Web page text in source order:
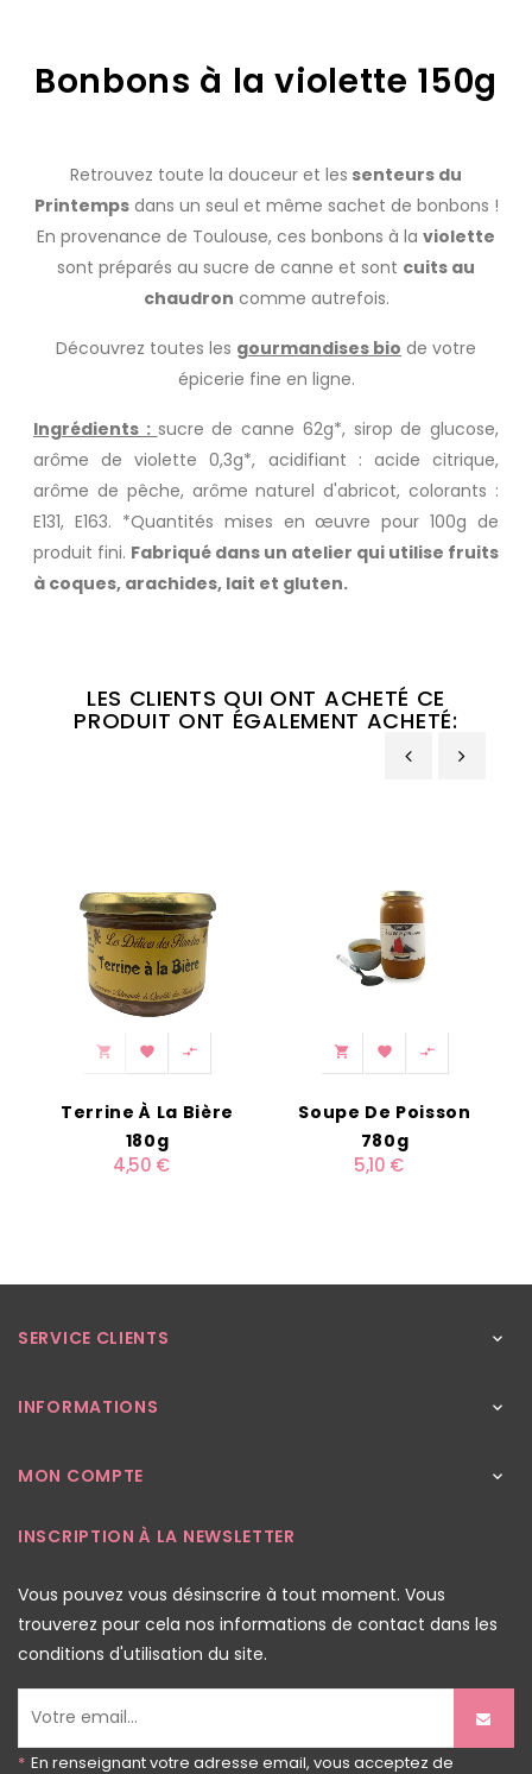
Bonbons à la violette 150g
Retrouvez toute la douceur et les senteurs du
Printempsdans un seul et même sachet de bonbons !
En provenance de Toulouse, ces bonbons à la violette
sont préparés au sucre de canne et sont cuits au
chaudron comme autrefois.
Découvrez toutes les gourmandises bio de votre
épicerie fine en ligne.
Ingrédients : sucre de canne 62g*, sirop de glucose,
arôme de violette 0,3g*, acidifiant : acide citrique,
arôme de pêche, arôme naturel d'abricot, colorants :
E131, E163. *Quantités mises en œuvre pour 100g de
produit fini. Fabriqué dans un atelier qui utilise fruits
à coques, arachides, lait et gluten.
LES CLIENTS QUI ONT ACHETÉ CE
PRODUIT ONT ÉGALEMENT ACHETÉ:
  
Terrine À La Bière
180g
4,50 €
  
Soupe De Poisson
780g
5,10 €
SERVICE CLIENTS 
INFORMATIONS 
MON COMPTE 
INSCRIPTION À LA NEWSLETTER
Vous pouvez vous désinscrire à tout moment. Vous
trouverez pour cela nos informations de contact dans les
conditions d'utilisation du site.
* En renseignant votre adresse email, vous acceptez de